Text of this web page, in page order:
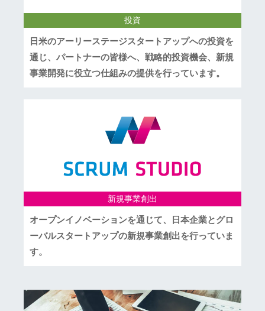
投資
日米のアーリーステージスタートアップへの投資を
通じ、パートナーの皆様へ、戦略的投資機会、新規
事業開発に役立つ仕組みの提供を行っています。
新規事業創出
オープンイノベーションを通じて、日本企業とグロ
ーバルスタートアップの新規事業創出を行っていま
す。